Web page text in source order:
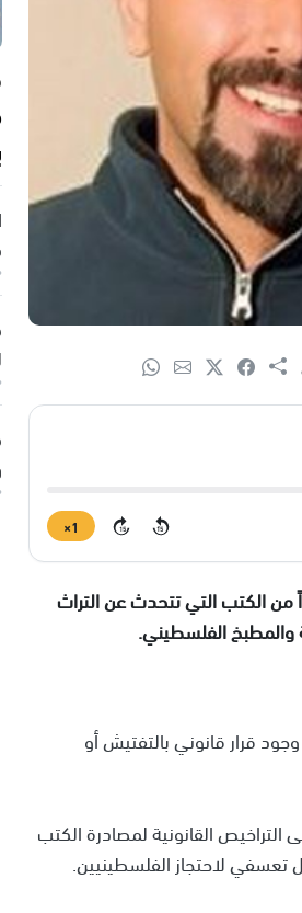
15
15
1×
الكتب التي تتحدث عن التراث
والمطبخ الفلسطيني.
قرار قانوني بالتفتيش أو
القانونية لمصادرة الكتب
لاحتجاز الفلسطينيين.